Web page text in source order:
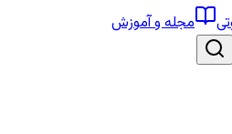
مجله و آموزش